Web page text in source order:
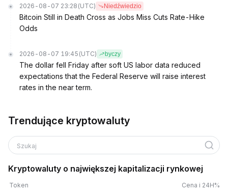
2026-08-07 23:28 (UTC) Niedźwiedzio
Bitcoin Still in Death Cross as Jobs Miss Cuts Rate-Hike
Odds
2026-08-07 19:45 (UTC) byczy
The dollar fell Friday after soft US labor data reduced
expectations that the Federal Reserve will raise interest
rates in the near term.
Trendujące kryptowaluty
Szukaj
Kryptowaluty o największej kapitalizacji rynkowej
Token Cena i 24H%